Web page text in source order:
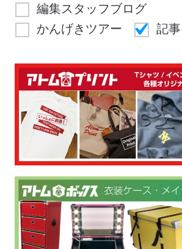
編集スタッフブログ
かんげきツアー
記事